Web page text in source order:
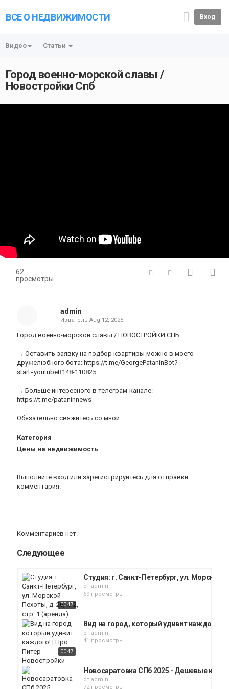
ВСЕ О НЕДВИЖИМОСТИ Вход
Видео Статьи
Город военно-морской славы /
Новостройки Спб
62
просмотры
admin
Издатель Aug 12, 2025
Город военно-морской славы / НОВОСТРОЙКИ СПБ
→ Оставить заявку на подбор квартиры можно в моего
дружелюбного бота: https://t.me/GeorgePataninBot?
start=youtubeR148-110825
→ Больше интересного в телеграм-канале:
https://t.me/pataninnews
Обязательно свяжитесь со мной:
Категория
Цены на недвижимость
Выполните вход или зарегистрируйтесь для отправки
комментария.
Комментариев нет.
Следующее
00:47
Студия: г. Санкт-Петербург, ул. Морской
от admin
69 просмотры
00:47
Вид на город, который удивит каждого! |
от admin
41 просмотры
Новосаратовка СПб 2025 - Дешевые
от admin
72 просмотры